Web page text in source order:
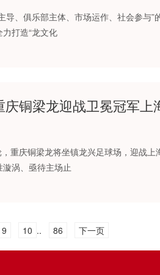
导、俱乐部主体、市场运作、社会参与
打造“龙文化
铜梁龙迎战卫冕冠军上
重庆铜梁龙将坐镇龙兴足球场，迎战上
涡、亟待主场止
9 10 .. 86 下一页